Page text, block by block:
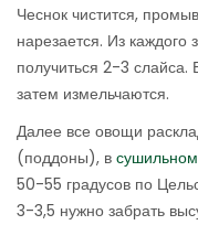
Чеснок чистится,
нарезается. Из каждого
получиться 2-3 слайса.
затем измельчаются.
Далее все овощи
(поддоны), в
50-55 градусов по
3-3,5 нужно забрать